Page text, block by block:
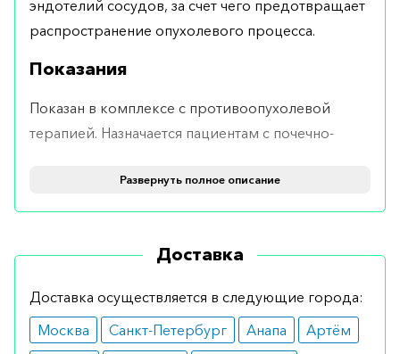
эндотелий сосудов, за счет чего предотвращает
распространение опухолевого процесса.
Показания
Показан в комплексе с противоопухолевой
терапией. Назначается пациентам с почечно-
всем. Однако не рекомендуется принимать при
на состав и метастатических поражениях
головного мозга.
Развернуть полное описание
Доставка
Доставка осуществляется в следующие города:
Москва
Санкт-Петербург Анапа
Артём